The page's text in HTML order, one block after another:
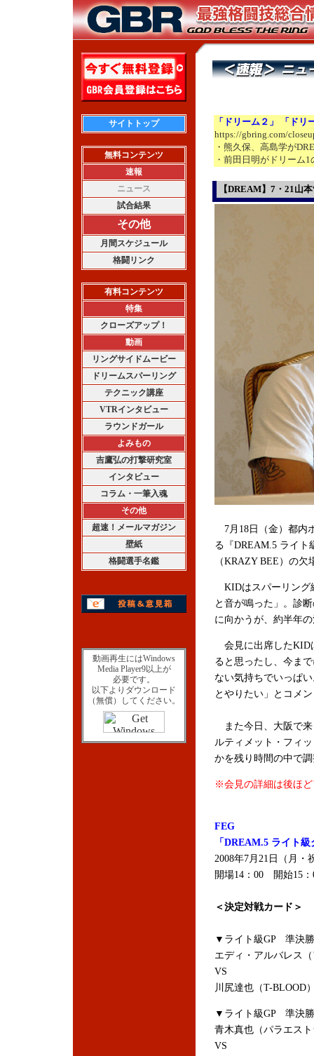
サイトトップ
無料コンテンツ
速報
ニュース
試合結果
その他
月間スケジュール
格闘リンク
有料コンテンツ
特集
クローズアップ！
動画
リングサイドムービー
ドリームスパーリング
テクニック講座
VTRインタビュー
ラウンドガール
よみもの
吉鷹弘の打撃研究室
インタビュー
コラム・一筆入魂
その他
超速！メールマガジン
壁紙
格闘選手名鑑
動画再生にはWindows
Media Player9以上が
必要です。
以下よりダウンロード
（無償）してください。
「ドリーム２」 「ドリ
https://gbring.com/
・熊久保、高島学が
・前田日明がドリーム
【DREAM】7・21山
7月18日（金）都内
る『DREAM.5 ライト
（KRAZY BEE）の
KIDはスパーリング
と音が鳴った」。診
に向かうが、約半年
会見に出席したKID
ると思ったし、今ま
ない気持ちでいっぱ
とやりたい」とコメ
また今日、大阪で来
ルティメット・フィ
かを残り時間の中で
※会見の詳細は後ほ
FEG
「DREAM.5 ライト
2008年7月21日（月・
開場14：00 開始15：
＜決定対戦カード＞
▼ライト級GP 準決勝
エディ・アルバレス
VS
川尻達也（T-BLOOD
▼ライト級GP 準決勝
青木真也（パラエス
VS